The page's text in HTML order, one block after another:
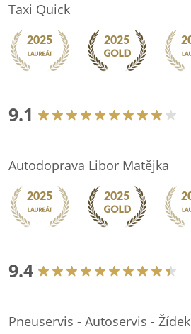
Taxi Quick
9.1
Autodoprava Libor Matějka
9.4
Pneuservis - Autoservis - Žídek